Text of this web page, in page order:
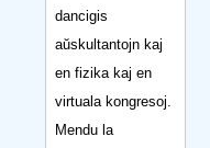
dancigis
aŭskultantojn kaj
en fizika kaj en
virtuala kongresoj.
Mendu la